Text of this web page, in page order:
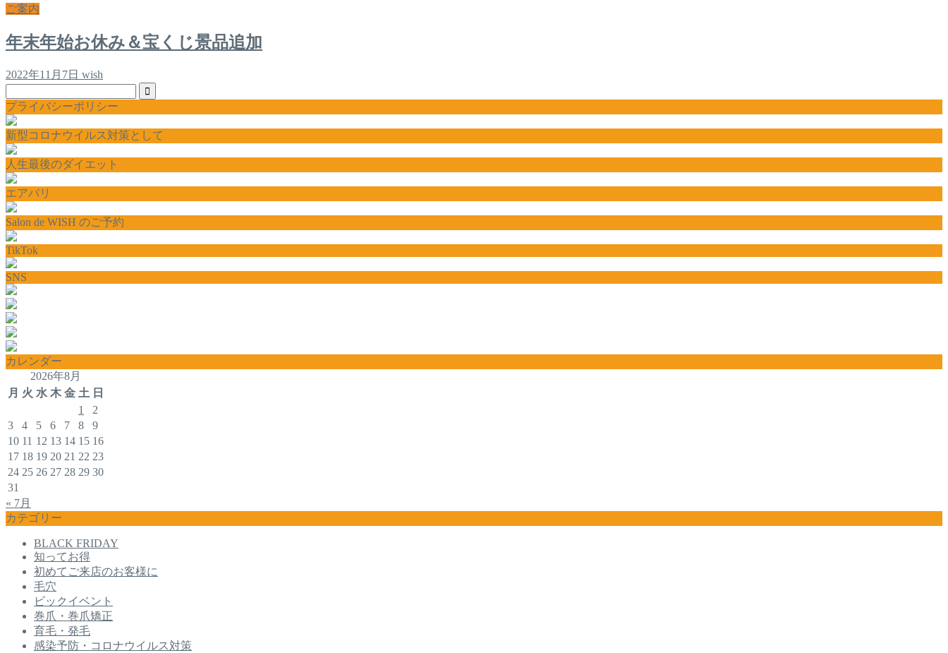
ご案内
年末年始お休み＆宝くじ景品追加
2022年11月7日 wish
プライバシーポリシー
新型コロナウイルス対策として
人生最後のダイエット
エアバリ
Salon de WISH のご予約
TikTok
SNS
カレンダー
2026年8月
月 火 水 木 金 土 日
1
2
3
4 5 6 7 8
9
10 11 12 13 14 15 16
17 18 19 20 21 22 23
24 25 26 27 28 29 30
31
« 7月
カテゴリー
BLACK FRIDAY
知ってお得
初めてご来店のお客様に
毛穴
ビックイベント
巻爪・巻爪矯正
育毛・発毛
感染予防・コロナウイルス対策